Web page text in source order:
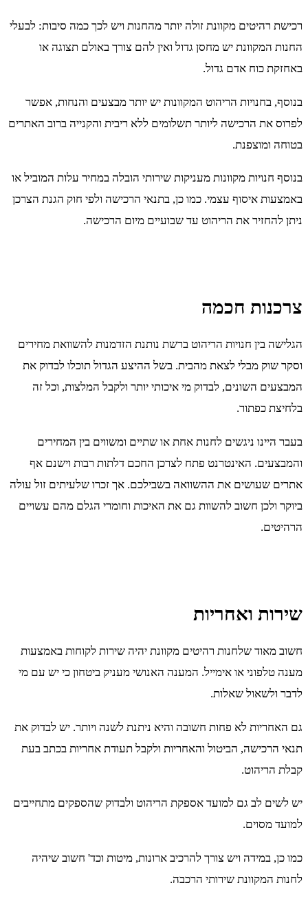
רכישת רהיטים מקוונת זולה יותר מהחנות ויש לכך כמה סיבות: לבעלי
החנות המקוונת יש מחסן גדול ואין להם צורך באולם תצוגה או
באחזקת כוח אדם גדול.
בנוסף, בחנויות הריהוט המקוונות יש יותר מבצעים והנחות, אפשר
לפרוס את הרכישה ליותר תשלומים ללא ריבית והקנייה ברוב האתרים
בטוחה ומוצפנת.
בנוסף חנויות מקוונות מעניקות שירותי הובלה במחיר עלות המוביל או
באמצעות איסוף עצמי. כמו כן, בתנאי הרכישה ולפי חוק הגנת הצרכן
ניתן להחזיר את הריהוט עד שבועיים מיום הרכישה.
צרכנות חכמה
הגלישה בין חנויות הריהוט ברשת נותנת הזדמנות להשוואת מחירים
וסקר שוק מבלי לצאת מהבית. בשל ההיצע הגדול תוכלו לבדוק את
המבצעים השונים, לבדוק מי איכותי יותר ולקבל המלצות, וכל זה
בלחיצת כפתור.
בעבר היינו ניגשים לחנות אחת או שתיים ומשווים בין המחירים
והמבצעים. האינטרנט פתח לצרכן החכם דלתות רבות וישנם אף
אתרים שעושים את ההשוואה בשבילכם. אך זכרו שלעיתים זול עולה
ביוקר ולכן חשוב להשוות גם את האיכות וחומרי הגלם מהם עשויים
הרהיטים.
שירות ואחריות
חשוב מאוד שלחנות רהיטים מקוונת יהיה שירות לקוחות באמצעות
מענה טלפוני או אימייל. המענה האנושי מעניק ביטחון כי יש עם מי
לדבר ולשאול שאלות.
גם האחריות לא פחות חשובה והיא ניתנת לשנה ויותר. יש לבדוק את
תנאי הרכישה, הביטול והאחריות ולקבל תעודת אחריות בכתב בעת
קבלת הריהוט.
יש לשים לב גם למועד אספקת הריהוט ולבדוק שהספקים מתחייבים
למועד מסוים.
כמו כן, במידה ויש צורך להרכיב ארונות, מיטות וכד' חשוב שיהיה
לחנות המקוונת שירותי הרכבה.